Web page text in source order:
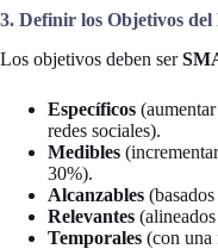
3. Definir los Objetivos
Los objetivos deben ser
Específicos
redes sociales).
Medibles
30%).
Alcanzables
Relevantes
Temporales (con una